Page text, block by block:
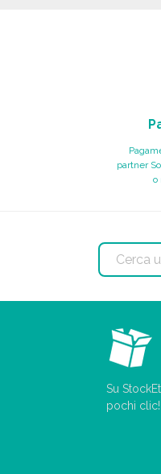
partner
o
Su
pochi clic!